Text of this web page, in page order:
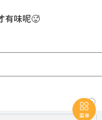
有味呢🥵


菜单